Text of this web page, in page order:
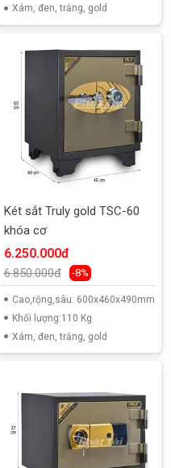
Xám, đen, trắng, gold
Két sắt Truly gold TSC-60
khóa cơ
6.250.000đ
6.850.000đ -8%
Cao,rộng,sâu: 600x460x490mm
Khối lượng:110 Kg
Xám, đen, trắng, gold